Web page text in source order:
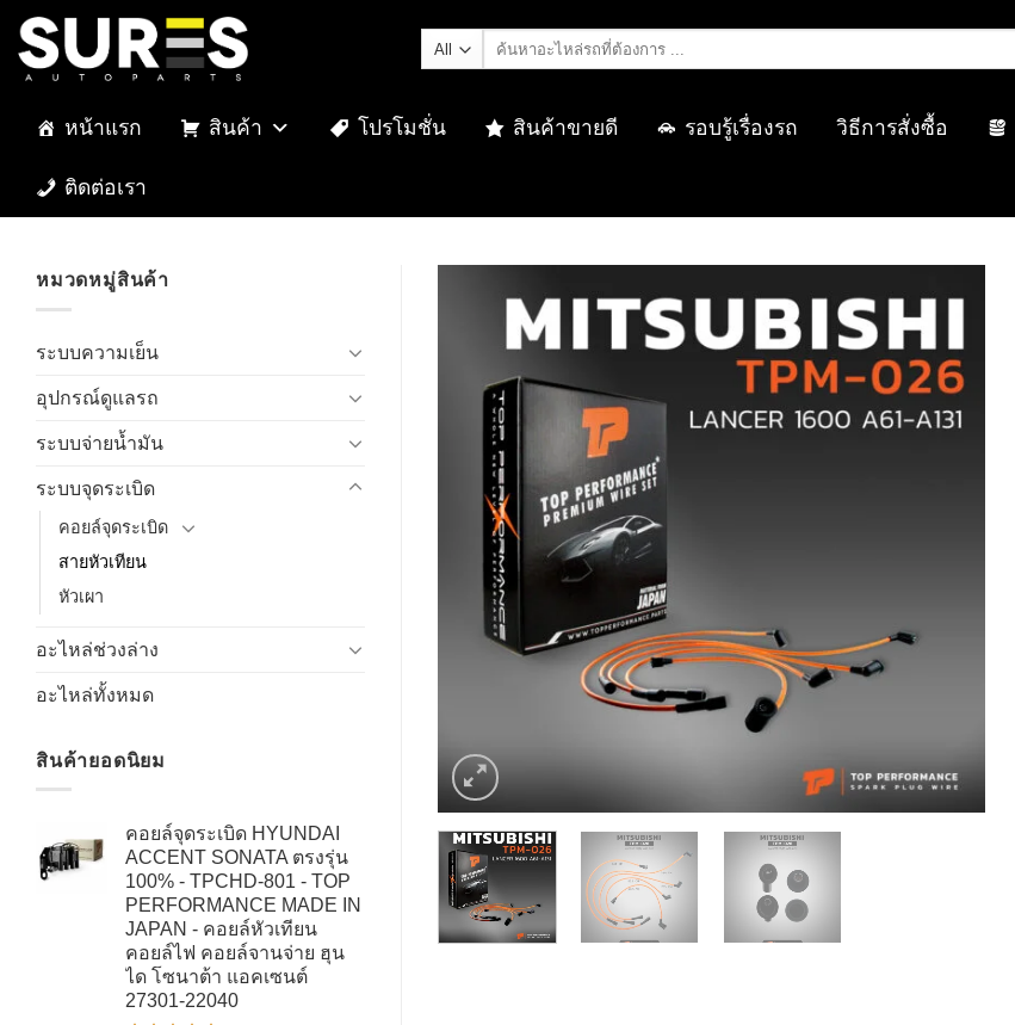
Skip
content
ค้นหา:
หน้าแรก สินค้า โปรโมชั่น สินค้าขายดี รอบรู้เรื่องรถ วิธีการสั่งซื้อ
ติดต่อเรา
หมวดหมู่สินค้า
ระบบความเย็น
อุปกรณ์ดูแลรถ
ระบบจ่ายน้ำมัน
ระบบจุดระเบิด
คอยล์จุดระเบิด
สายหัวเทียน
หัวเผา
อะไหล่ช่วงล่าง
อะไหล่ทั้งหมด
สินค้ายอดนิยม
คอยล์จุดระเบิด HYUNDAI
ACCENT SONATA ตรงรุ่น
100% - TPCHD-801 - TOP
PERFORMANCE MADE IN
JAPAN - คอยล์หัวเทียน
คอยล์ไฟ คอยล์จานจ่าย ฮุน
ได โซนาต้า แอคเซนต์
27301-22040